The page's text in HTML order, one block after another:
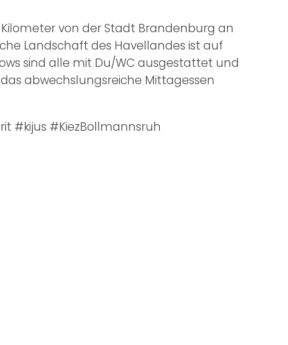
von der Stadt Brandenburg an
Landschaft des Havellandes ist auf
sind alle mit Du/WC ausgestattet und
abwechslungsreiche Mittagessen
#kijus #KiezBollmannsruh